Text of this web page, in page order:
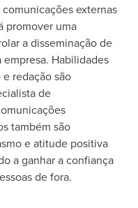
externas
promover uma
a disseminação de
empresa. Habilidades
redação são
de
também são
e atitude positiva
a ganhar a confiança
de fora.